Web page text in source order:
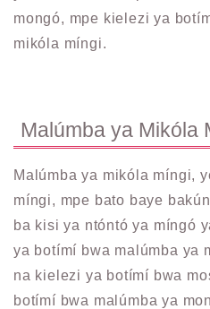
mongó, mpe kielezi ya
mikóla míngi.
Malúmba ya Mikóla
Malúmba ya mikóla míngi,
míngi, mpe bato baye
ba kisi ya ntóntó ya míngó
ya botímí bwa malúmba ya
na kielezi ya botímí bwa
botímí bwa malúmba ya